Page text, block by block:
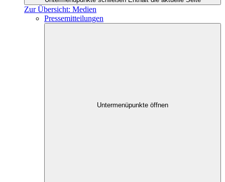
Zur Übersicht: Medien
Pressemitteilungen
Untermenüpunkte öffnen